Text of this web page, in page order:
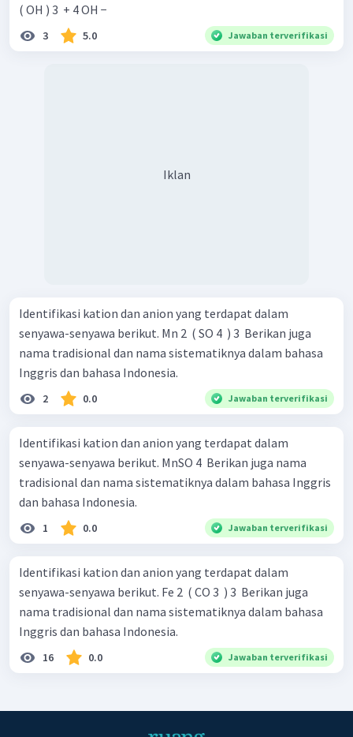
( OH ) 3 ​ + 4 OH −
3 5.0 Jawaban terverifikasi
Iklan
Identifikasi kation dan anion yang terdapat dalam
senyawa-senyawa berikut. Mn 2 ​ ( SO 4 ​ ) 3 ​ Berikan juga
nama tradisional dan nama sistematiknya dalam bahasa
Inggris dan bahasa Indonesia.
2 0.0 Jawaban terverifikasi
Identifikasi kation dan anion yang terdapat dalam
senyawa-senyawa berikut. MnSO 4 ​ Berikan juga nama
tradisional dan nama sistematiknya dalam bahasa Inggris
dan bahasa Indonesia.
1 0.0 Jawaban terverifikasi
Identifikasi kation dan anion yang terdapat dalam
senyawa-senyawa berikut. Fe 2 ​ ( CO 3 ​ ) 3 ​ Berikan juga
nama tradisional dan nama sistematiknya dalam bahasa
Inggris dan bahasa Indonesia.
16 0.0 Jawaban terverifikasi